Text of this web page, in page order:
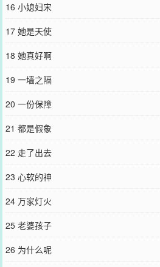
16 小媳妇宋
17 她是天使
18 她真好啊
19 一墙之隔
20 一份保障
21 都是假象
22 走了出去
23 心软的神
24 万家灯火
25 老婆孩子
26 为什么呢